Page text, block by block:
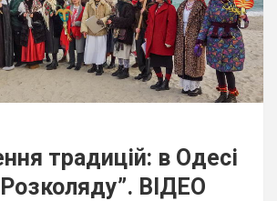
традицій: в Одесі
ВІДЕО